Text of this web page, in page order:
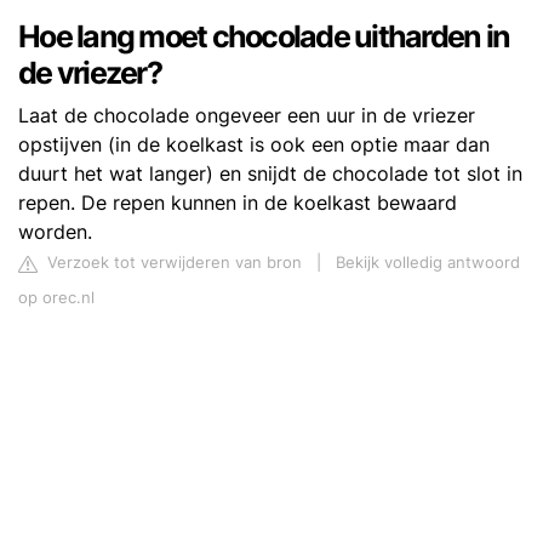
Hoe lang moet chocolade uitharden in
de vriezer?
Laat de chocolade ongeveer een uur in de vriezer
opstijven (in de koelkast is ook een optie maar dan
duurt het wat langer) en snijdt de chocolade tot slot in
repen. De repen kunnen in de koelkast bewaard
worden.
Verzoek tot verwijderen van bron
Bekijk volledig antwoord
op orec.nl